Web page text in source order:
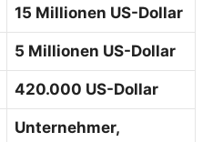
15 Millionen US-Dollar
5 Millionen US-Dollar
420.000 US-Dollar
Unternehmer,